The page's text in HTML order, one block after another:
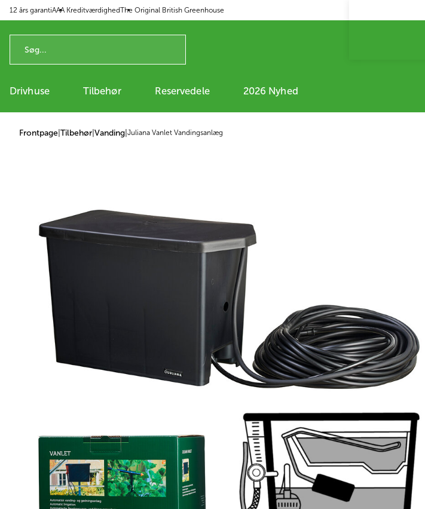
til indhold
12 års garantiAAA KreditværdighedThe Original British Greenhouse
Drivhuse Tilbehør Reservedele 2026 Nyhed
Frontpage Tilbehør Vanding Juliana Vanlet Vandingsanlæg